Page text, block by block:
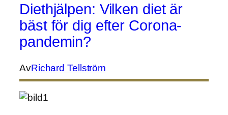
Diethjälpen: Vilken diet är
bäst för dig efter Corona-
pandemin?
AvRichard Tellström